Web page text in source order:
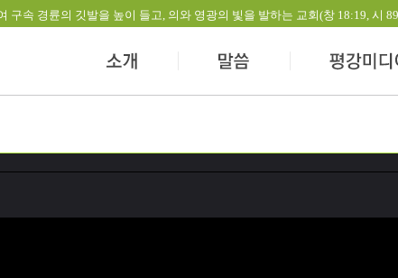
구속 경륜의 깃발을 높이 들고, 의와 영광의 빛을 발하는 교회(창 18:19, 시